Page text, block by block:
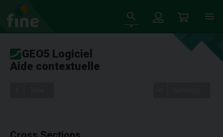
GEO5 Logiciel
Aide contextuelle